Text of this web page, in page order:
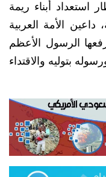
استعداد أبناء ريمة
داعين الأمة العربية
الرسول الأعظم
بتوليه والاقتداء